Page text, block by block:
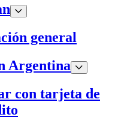
general
Argentina
con tarjeta de